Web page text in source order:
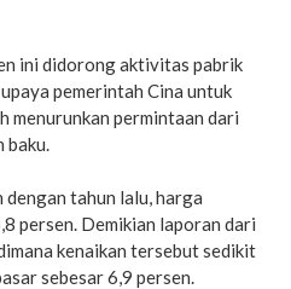
ini didorong aktivitas pabrik
pemerintah Cina untuk
menurunkan permintaan dari
dengan tahun lalu, harga
persen. Demikian laporan dari
kenaikan tersebut sedikit
sebesar 6,9 persen.